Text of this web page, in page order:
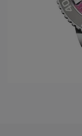
Oris streeft er
maken die mooie,
prestatieniveaus
Calibre 400-serie
bijvoorbeeld een
antimagnetisme en